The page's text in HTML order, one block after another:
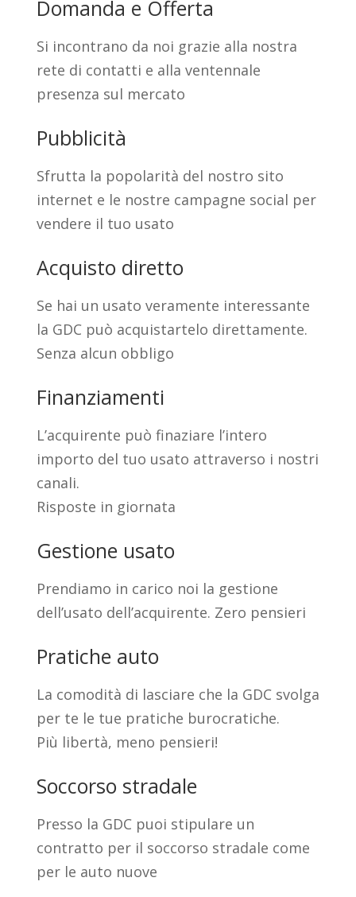
Domanda e Offerta
Si incontrano da noi grazie alla nostra
rete di contatti e alla ventennale
presenza sul mercato
Pubblicità
Sfrutta la popolarità del nostro sito
internet e le nostre campagne social per
vendere il tuo usato
Acquisto diretto
Se hai un usato veramente interessante
la GDC può acquistartelo direttamente.
Senza alcun obbligo
Finanziamenti
L’acquirente può finaziare l’intero
importo del tuo usato attraverso i nostri
canali.
Risposte in giornata
Gestione usato
Prendiamo in carico noi la gestione
dell’usato dell’acquirente. Zero pensieri
Pratiche auto
La comodità di lasciare che la GDC svolga
per te le tue pratiche burocratiche.
Più libertà, meno pensieri!
Soccorso stradale
Presso la GDC puoi stipulare un
contratto per il soccorso stradale come
per le auto nuove